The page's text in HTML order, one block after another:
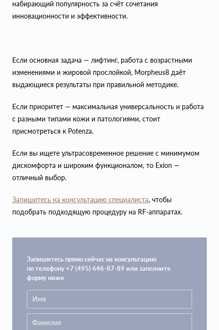
набирающий популярность за счёт сочетания
инновационности и эффективности.
Если основная задача — лифтинг, работа с возрастными
изменениями и жировой прослойкой, Morpheus8 даёт
выдающиеся результаты при правильной методике.
Если приоритет — максимальная универсальность и работа
с разными типами кожи и патологиями, стоит
присмотреться к Potenza.
Если вы ищете ультрасовременное решение с минимумом
дискомфорта и широким функционалом, то Exion —
отличный выбор.
Запишитесь на консультацию специалиста, чтобы
подобрать подходящую процедуру на RF-аппаратах.
Запишитесь прямо сейчас на консультацию
по телефону +7 (495) 646-87-89 или заполните
форму ниже